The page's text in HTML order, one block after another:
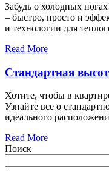
Забудь о холодных
– быстро, просто и
и технологии для
Read More
Стандартная
Хотите, чтобы в
Узнайте все о
идеального
Read More
Поиск